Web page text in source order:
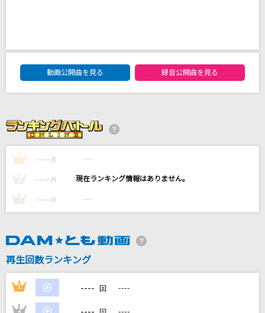
群青
YOASOBI
変態紳士クラブ
DAMに会員登録・ログインして
カラオケをもっと楽しもう！
DAM★ともボーカルエントリーランキング
動画公開曲を見る
録音公開曲を見る
1 ---- 点 ----
---- 点 ----
3 ---- 点 ----
再生回数ランキング
1 ---- 回 ----
2 ----